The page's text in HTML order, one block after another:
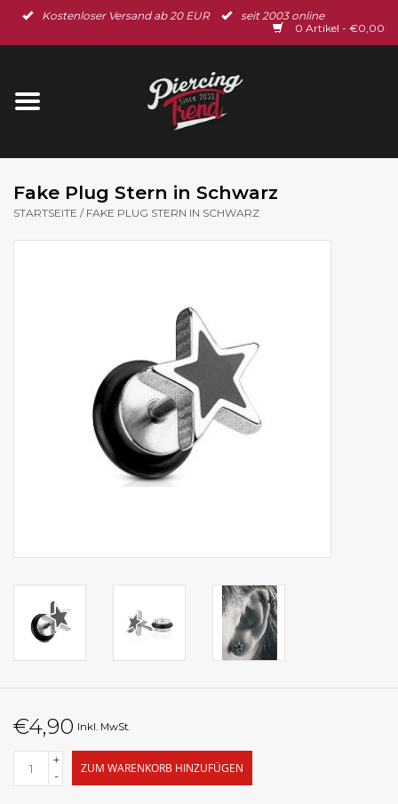
Kostenloser Versand ab 20 EUR
seit 2003 online
0 Artikel - €0,00
Startseite
Ohrschmuck
Fake Plug Stern in Schwarz
STARTSEITE / FAKE PLUG STERN IN SCHWARZ
€4,90 Inkl. MwSt.
+
-
ZUM WARENKORB HINZUFÜGEN